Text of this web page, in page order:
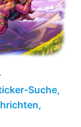
Suche,